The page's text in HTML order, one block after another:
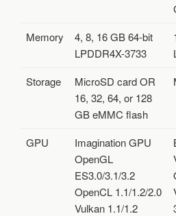
O
C
A
D
O
T
H
1
5
0
Memory
4, 8, 16 GB 64-bit
LPDDR4X-3733
Storage
MicroSD card OR
16, 32, 64, or 128
GB eMMC flash
GPU
Imagination GPU
OpenGL
ES3.0/3.1/3.2
OpenCL 1.1/1.2/2.0
Vulkan 1.1/1.2